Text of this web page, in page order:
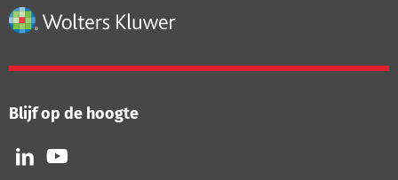
Blijf op de hoogte
Volg
ons
Volg
ons